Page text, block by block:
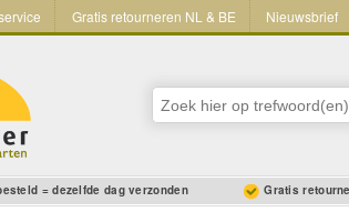
Gratis retourneren NL & BE Nieuwsbrief
= dezelfde dag verzonden Gratis